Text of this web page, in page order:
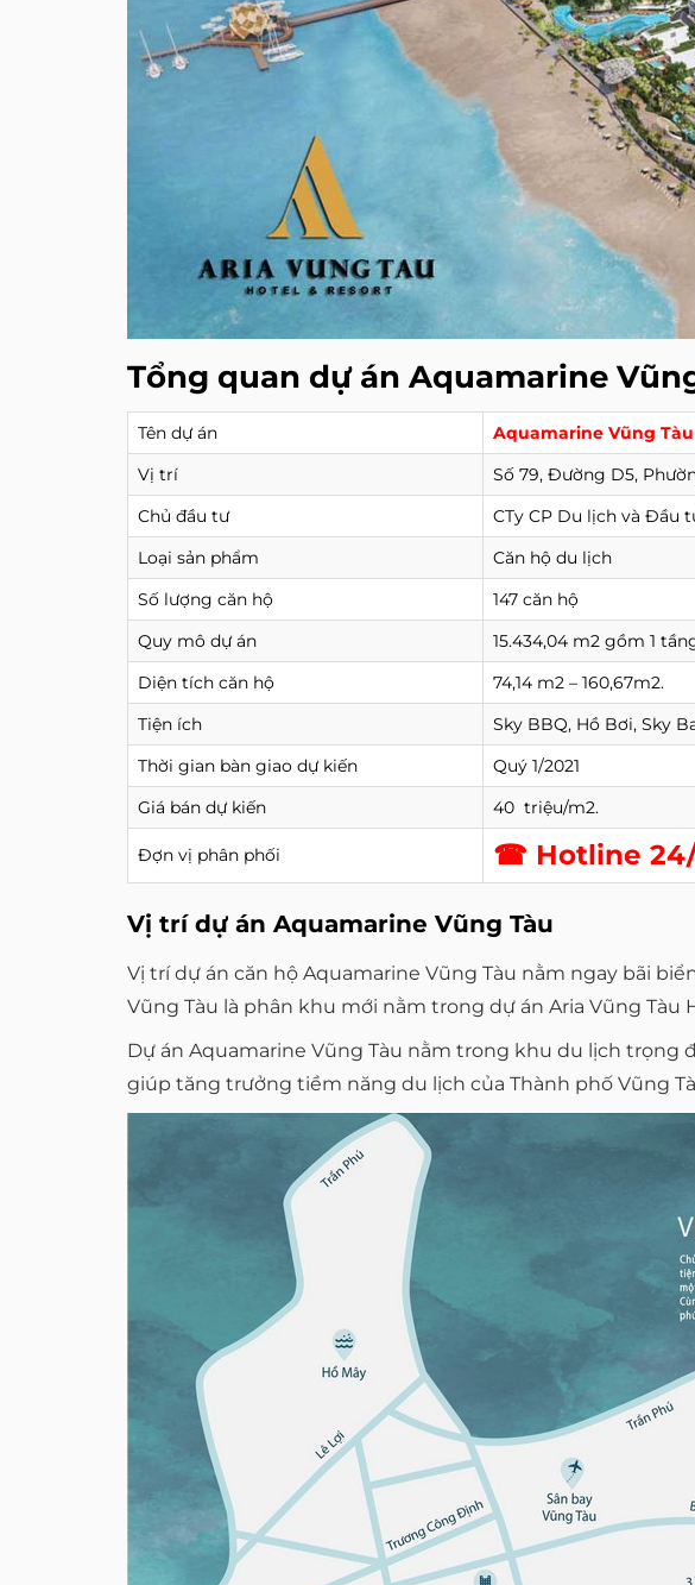
Tổng quan dự án Aquamarine
Tên dự án
Aquamarine Vũng Tàu
Vị trí
Số 79, Đường D5,
Chủ đầu tư
CTy CP Du lịch và Đầu
Loại sản phẩm
Căn hộ du lịch
Số lượng căn hộ
147 căn hộ
Quy mô dự án
15.434,04 m2 gồm 1
Diện tích căn hộ
74,14 m2 – 160,67m2.
Tiện ích
Sky BBQ, Hồ Bơi, Sky
Thời gian bàn giao dự kiến
Quý 1/2021
Giá bán dự kiến
40 triệu/m2.
Đợn vị phân phối ☎ Hotline
Vị trí dự án Aquamarine Vũng Tàu
Vị trí dự án căn hộ Aquamarine Vũng Tàu nằm ngay bãi
Vũng Tàu là phân khu mới nằm trong dự án Aria Vũng Tàu
Dự án Aquamarine Vũng Tàu nằm trong khu du lịch trọng
giúp tăng trưởng tiềm năng du lịch của Thành phố Vũng